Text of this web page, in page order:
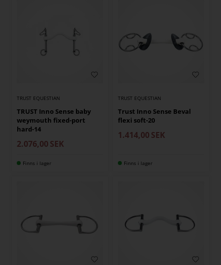
TRUST EQUESTIAN
TRUST Inno Sense baby
weymouth fixed-port
hard-14
2.076,00 SEK
Finns i lager
TRUST EQUESTIAN
Trust Inno Sense Beval
flexi soft-20
1.414,00 SEK
Finns i lager